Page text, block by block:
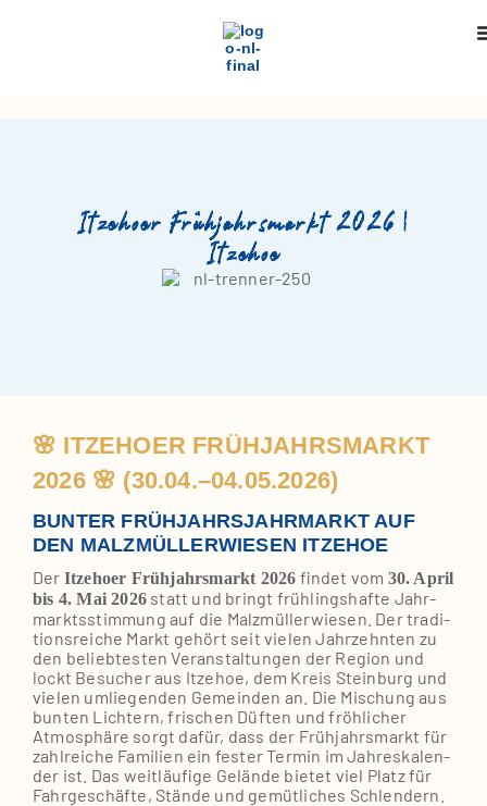
Itzehoer Frühjahrsmarkt 2026 |
Itzehoe
🌸 ITZEHOER FRÜHJAHRSMARKT
2026 🌸 (30.04.–04.05.2026)
BUNTER FRÜHJAHRSJAHRMARKT AUF
DEN MALZMÜLLERWIESEN ITZEHOE
Der Itze­hoer Früh­jahrs­markt 2026 fin­det vom 30. April
bis 4. Mai 2026 statt und bringt früh­lings­haf­te Jahr­
markts­stim­mung auf die Malz­mül­ler­wie­sen. Der tra­di­
ti­ons­rei­che Markt gehört seit vie­len Jahr­zehn­ten zu
den belieb­tes­ten Ver­an­stal­tun­gen der Regi­on und
lockt Besu­cher aus Itze­hoe, dem Kreis Stein­burg und
vie­len umlie­gen­den Gemein­den an. Die Mischung aus
bun­ten Lich­tern, fri­schen Düf­ten und fröh­li­cher
Atmo­sphä­re sorgt dafür, dass der Früh­jahrs­markt für
zahl­rei­che Fami­li­en ein fes­ter Ter­min im Jah­res­ka­len­
der ist. Das weit­läu­fi­ge Gelän­de bie­tet viel Platz für
Fahr­ge­schäf­te, Stän­de und gemüt­li­ches Schlen­dern.